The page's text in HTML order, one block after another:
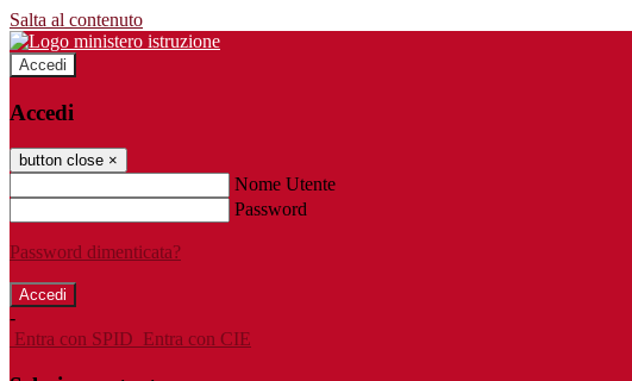
Salta al contenuto
Accedi
Accedi
button close ×
Nome Utente
Password
Password dimenticata?
-
Entra con SPID Entra con CIE